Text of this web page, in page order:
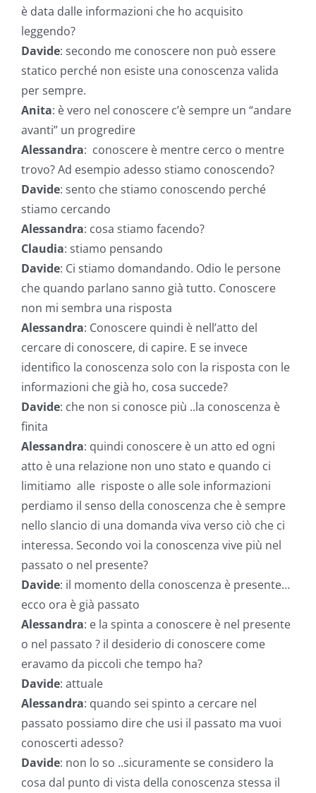
è data dalle informazioni che ho acquisito
leggendo?
Davide: secondo me conoscere non può essere
statico perché non esiste una conoscenza valida
per sempre.
Anita: è vero nel conoscere c’è sempre un “andare
avanti” un progredire
Alessandra: conoscere è mentre cerco o mentre
trovo? Ad esempio adesso stiamo conoscendo?
Davide: sento che stiamo conoscendo perché
stiamo cercando
Alessandra: cosa stiamo facendo?
Claudia: stiamo pensando
Davide: Ci stiamo domandando. Odio le persone
che quando parlano sanno già tutto. Conoscere
non mi sembra una risposta
Alessandra: Conoscere quindi è nell’atto del
cercare di conoscere, di capire. E se invece
identifico la conoscenza solo con la risposta con le
informazioni che già ho, cosa succede?
Davide: che non si conosce più ..la conoscenza è
finita
Alessandra: quindi conoscere è un atto ed ogni
atto è una relazione non uno stato e quando ci
limitiamo alle risposte o alle sole informazioni
perdiamo il senso della conoscenza che è sempre
nello slancio di una domanda viva verso ciò che ci
interessa. Secondo voi la conoscenza vive più nel
passato o nel presente?
Davide: il momento della conoscenza è presente…
ecco ora è già passato
Alessandra: e la spinta a conoscere è nel presente
o nel passato ? il desiderio di conoscere come
eravamo da piccoli che tempo ha?
Davide: attuale
Alessandra: quando sei spinto a cercare nel
passato possiamo dire che usi il passato ma vuoi
conoscerti adesso?
Davide: non lo so ..sicuramente se considero la
cosa dal punto di vista della conoscenza stessa il